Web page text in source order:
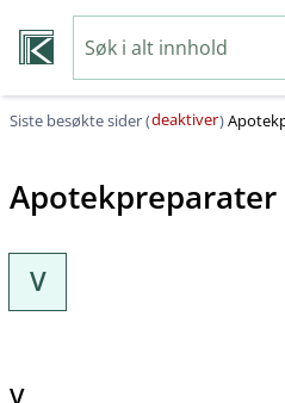
Siste besøkte sider (deaktiver)
Apotekpreparater
V
V